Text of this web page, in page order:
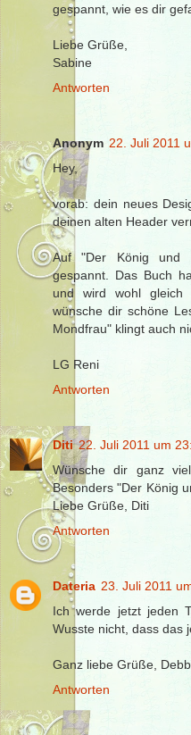
gespannt, wie es dir
Liebe Grüße,
Sabine
Antworten
Anonym 22. Juli 2011
Hey,
vorab: dein neues
deinen alten Header
Auf "Der König und
gespannt. Das Buch
und wird wohl
wünsche dir schöne
Mondfrau" klingt auch
LG Reni
Antworten
Diti 22. Juli 2011 um
Wünsche dir ganz
Besonders "Der König
Liebe Grüße, Diti
Antworten
Dateria 23. Juli 2011
Ich werde jetzt jeden
Wusste nicht, dass das
Ganz liebe Grüße,
Antworten